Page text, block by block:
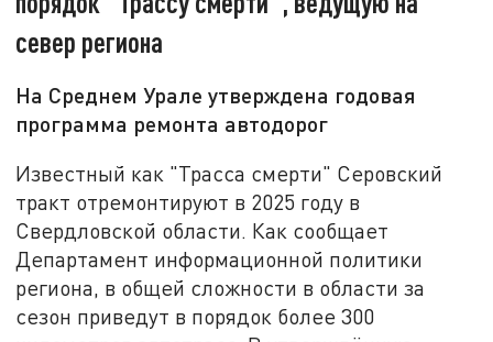
север региона
На Среднем Урале утверждена годовая
программа ремонта автодорог
Известный как "Трасса смерти" Серовский
тракт отремонтируют в 2025 году в
Свердловской области. Как сообщает
Департамент информационной политики
региона, в общей сложности в области за
сезон приведут в порядок более 300